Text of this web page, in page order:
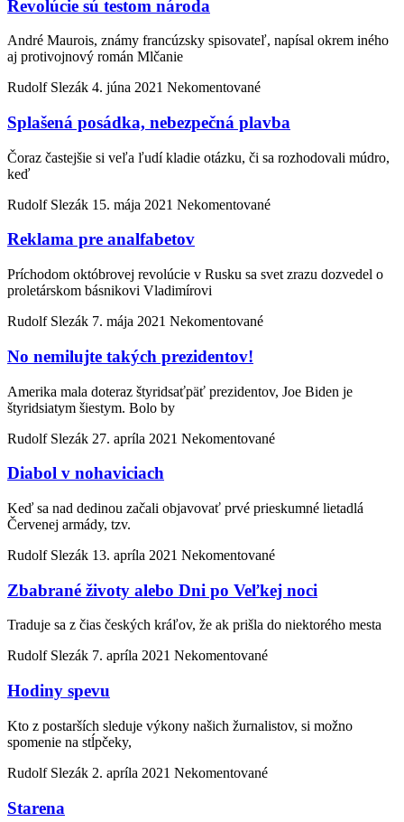
Revolúcie sú testom národa
André Maurois, známy francúzsky spisovateľ, napísal okrem iného
aj protivojnový román Mlčanie
Rudolf Slezák 4. júna 2021 Nekomentované
Splašená posádka, nebezpečná plavba
Čoraz častejšie si veľa ľudí kladie otázku, či sa rozhodovali múdro,
keď
Rudolf Slezák 15. mája 2021 Nekomentované
Reklama pre analfabetov
Príchodom októbrovej revolúcie v Rusku sa svet zrazu dozvedel o
proletárskom básnikovi Vladimírovi
Rudolf Slezák 7. mája 2021 Nekomentované
No nemilujte takých prezidentov!
Amerika mala doteraz štyridsaťpäť prezidentov, Joe Biden je
štyridsiatym šiestym. Bolo by
Rudolf Slezák 27. apríla 2021 Nekomentované
Diabol v nohaviciach
Keď sa nad dedinou začali objavovať prvé prieskumné lietadlá
Červenej armády, tzv.
Rudolf Slezák 13. apríla 2021 Nekomentované
Zbabrané životy alebo Dni po Veľkej noci
Traduje sa z čias českých kráľov, že ak prišla do niektorého mesta
Rudolf Slezák 7. apríla 2021 Nekomentované
Hodiny spevu
Kto z postarších sleduje výkony našich žurnalistov, si možno
spomenie na stĺpčeky,
Rudolf Slezák 2. apríla 2021 Nekomentované
Starena